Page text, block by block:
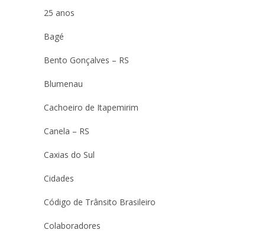
25 anos
Bagé
Bento Gonçalves – RS
Blumenau
Cachoeiro de Itapemirim
Canela – RS
Caxias do Sul
Cidades
Código de Trânsito Brasileiro
Colaboradores